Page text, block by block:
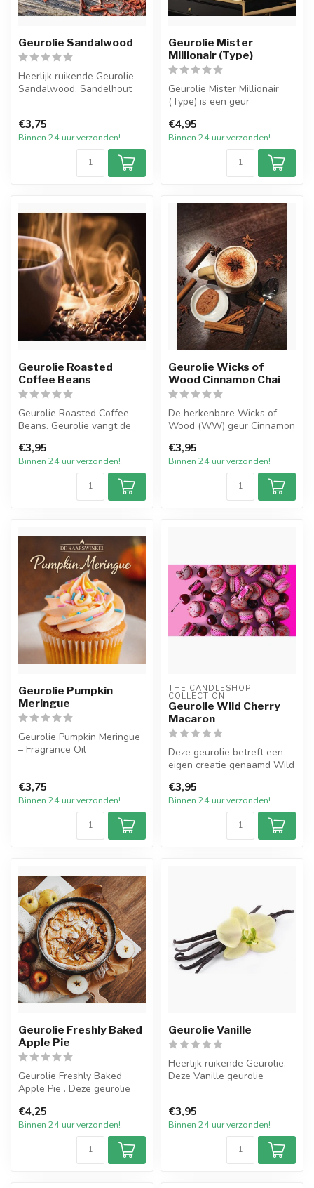
Geurolie Sandalwood
Heerlijk ruikende Geurolie
Sandalwood. Sandelhout
€3,75
Binnen 24 uur verzonden!
Geurolie Mister
Millionair (Type)
Geurolie Mister Millionair
(Type) is een geur
welbeke...
€4,95
Binnen 24 uur verzonden!
Geurolie Roasted
Coffee Beans
Geurolie Roasted Coffee
Beans. Geurolie vangt de
vers ge...
€3,95
Binnen 24 uur verzonden!
Geurolie Wicks of
Wood Cinnamon Chai
De herkenbare Wicks of
Wood (WW) geur Cinnamon
heerlijke v...
€3,95
Binnen 24 uur verzonden!
Geurolie Pumpkin
Meringue
Geurolie Pumpkin Meringue
– Fragrance Oil
van Pu...
€3,75
Binnen 24 uur verzonden!
THE CANDLESHOP
COLLECTION
Geurolie Wild Cherry
Macaron
Deze geurolie betreft een
eigen creatie genaamd Wild
ze...
€3,95
Binnen 24 uur verzonden!
Geurolie Freshly Baked
Apple Pie
Geurolie Freshly Baked
Apple Pie . Deze geurolie
versgebakken...
€4,25
Binnen 24 uur verzonden!
Geurolie Vanille
Heerlijk ruikende Geurolie.
Deze Vanille geurolie
€3,95
Binnen 24 uur verzonden!